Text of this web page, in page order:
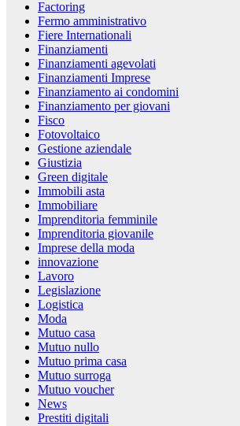
Factoring
Fermo amministrativo
Fiere Internationali
Finanziamenti
Finanziamenti agevolati
Finanziamenti Imprese
Finanziamento ai condomini
Finanziamento per giovani
Fisco
Fotovoltaico
Gestione aziendale
Giustizia
Green digitale
Immobili asta
Immobiliare
Imprenditoria femminile
Imprenditoria giovanile
Imprese della moda
innovazione
Lavoro
Legislazione
Logistica
Moda
Mutuo casa
Mutuo nullo
Mutuo prima casa
Mutuo surroga
Mutuo voucher
News
Prestiti digitali